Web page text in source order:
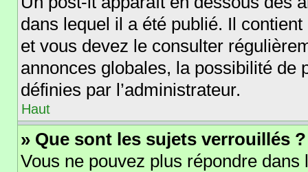
dans lequel il a été publié. Il
et vous devez le consulter
annonces globales, la possibilité de
définies par l’administrateur.
Haut
» Que sont les sujets verrouillés ?
Vous ne pouvez plus répondre